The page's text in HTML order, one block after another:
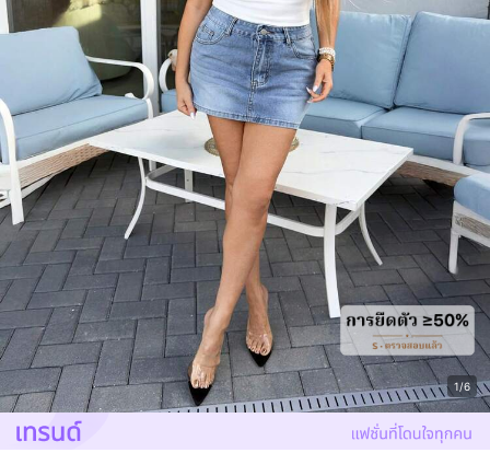
1/6